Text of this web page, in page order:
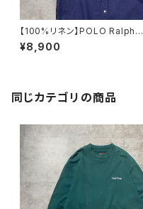
【100%リネン】POLO Ralph L
auren ポロラルフローレン 刺
繍ワンポイント ポニー ネイ
¥8,900
同じカテゴリの商品